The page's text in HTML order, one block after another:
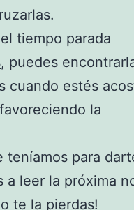
tiempo parada
, puedes
cuando estés
la
teníamos para
a leer la próxima
te la pierdas!